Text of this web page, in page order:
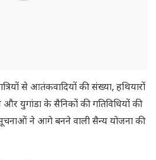
से आतंकवादियों की संख्या, हथियारों
युगांडा के सैनिकों की गतिविधियों की
सूचनाओं ने आगे बनने वाली सैन्य योजना की